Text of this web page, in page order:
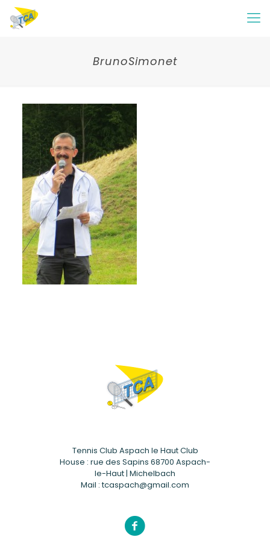
BrunoSimonet
Tennis Club Aspach le Haut Club
House : rue des Sapins 68700 Aspach-
le-Haut | Michelbach
Mail : tcaspach@gmail.com